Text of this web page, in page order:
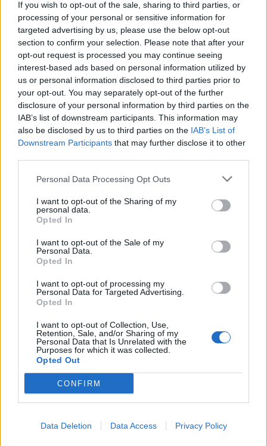
If you wish to opt-out of the sale, sharing to third parties, or
processing of your personal or sensitive information for
targeted advertising by us, please use the below opt-out
section to confirm your selection. Please note that after your
opt-out request is processed you may continue seeing
interest-based ads based on personal information utilized by
us or personal information disclosed to third parties prior to
your opt-out. You may separately opt-out of the further
disclosure of your personal information by third parties on the
IAB’s list of downstream participants. This information may
also be disclosed by us to third parties on the IAB’s List of
Downstream Participants that may further disclose it to other
Personal Data Processing Opt Outs
I want to opt-out of the Sharing of my
personal data.
Opted In
I want to opt-out of the Sale of my
Personal Data.
Opted In
I want to opt-out of processing my
Personal Data for Targeted Advertising.
Opted In
I want to opt-out of Collection, Use,
Retention, Sale, and/or Sharing of my
Personal Data that Is Unrelated with the
Purposes for which it was collected.
Opted Out
CONFIRM
Data Deletion Data Access Privacy Policy
-niksan-
Комбайна вече е поправен няма нужда като влезниш
в ново поле да го отваряш.
Bamze,dedoto,змей_горянини 2 другихаресват това.
_ciara_antonio_
Спрете да налагате противната бележка- лепенка за
изтеглям клиента ако искам няма да го изтеглемя. Но
противната лепенка се появява постоянно и блокира
играта. Противно, досадно и нахално е. Спрете
нахалството и неудобството.
10.7.26
-niksan-
Тази сутрин за да преминеш от едно поле в другд е
обереш трябваше да се влиза наново в играта.25